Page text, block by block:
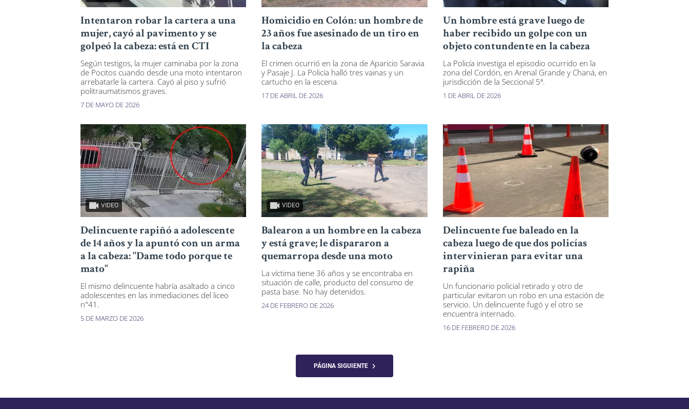
Intentaron robar la cartera a una
mujer, cayó al pavimento y se
golpeó la cabeza: está en CTI
Según testigos, la mujer caminaba por la zona
de Pocitos cuando desde una moto intentaron
arrebatarle la cartera. Cayó al piso y sufrió
politraumatismos graves.
7 DE MAYO DE 2026
Homicidio en Colón: un hombre de
23 años fue asesinado de un tiro en
la cabeza
El crimen ocurrió en la zona de Aparicio Saravia
y Pasaje J. La Policía halló tres vainas y un
cartucho en la escena.
17 DE ABRIL DE 2026
Un hombre está grave luego de
haber recibido un golpe con un
objeto contundente en la cabeza
La Policía investiga el episodio ocurrido en la
zona del Cordón, en Arenal Grande y Chaná, en
jurisdicción de la Seccional 5ª.
1 DE ABRIL DE 2026
VIDEO
Delincuente rapiñó a adolescente
de 14 años y la apuntó con un arma
a la cabeza: "Dame todo porque te
mato"
El mismo delincuente habría asaltado a cinco
adolescentes en las inmediaciones del liceo
n°41.
5 DE MARZO DE 2026
VIDEO
Balearon a un hombre en la cabeza
y está grave; le dispararon a
quemarropa desde una moto
La víctima tiene 36 años y se encontraba en
situación de calle, producto del consumo de
pasta base. No hay detenidos.
24 DE FEBRERO DE 2026
Delincuente fue baleado en la
cabeza luego de que dos policías
intervinieran para evitar una
rapiña
Un funcionario policial retirado y otro de
particular evitaron un robo en una estación de
servicio. Un delincuente fugó y el otro se
encuentra internado.
16 DE FEBRERO DE 2026
PÁGINA SIGUIENTE